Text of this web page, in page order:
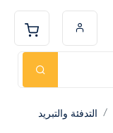
التدفئة والتبريد